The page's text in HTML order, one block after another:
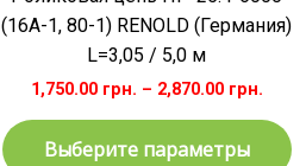
(16А-1, 80-1) RENOLD (Германия)
L=3,05 / 5,0 м
1,750.00 грн. – 2,870.00 грн.
Выберите параметры